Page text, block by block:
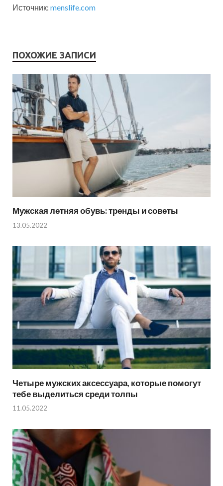
Источник: menslife.com
ПОХОЖИЕ ЗАПИСИ
Мужская летняя обувь: тренды и советы
13.05.2022
Четыре мужских аксессуара, которые помогут
тебе выделиться среди толпы
11.05.2022